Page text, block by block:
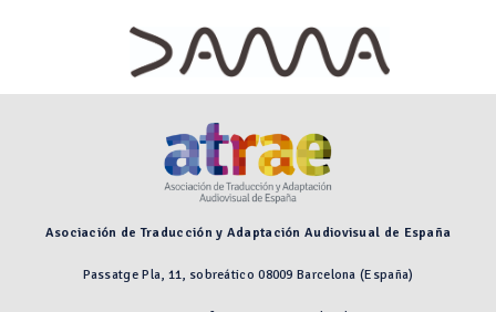
Asociación de Traducción y Adaptación Audiovisual de España
Passatge Pla, 11, sobreático 08009 Barcelona (España)